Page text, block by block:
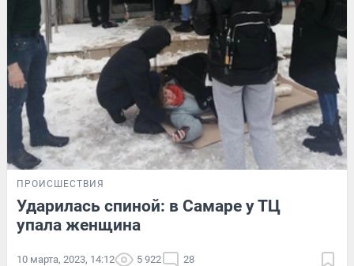
ПРОИСШЕСТВИЯ
Ударилась спиной: в Самаре у ТЦ
упала женщина
10 марта, 2023, 14:12 5 922 28